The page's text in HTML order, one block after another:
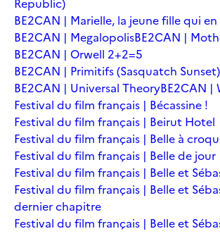
BE2CAN | Marielle, la jeune fille qui
BE2CAN | MegalopolisBE2CAN |
BE2CAN | Orwell 2+2=5
BE2CAN | Primitifs (Sasquatch Sunset)
BE2CAN | Universal TheoryBE2CAN |
Festival du film français | Bécassine !
Festival du film français | Beirut Hotel
Festival du film français | Belle à
Festival du film français | Belle de jour
Festival du film français | Belle et
Festival du film français | Belle et
dernier chapitre
Festival du film français | Belle et